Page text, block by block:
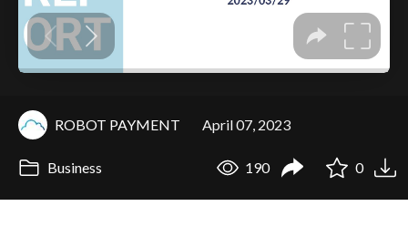
ROBOT PAYMENT April 07, 2023
Business 190 0